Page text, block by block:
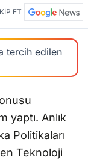
ET
tercih edilen
yaptı. Anlık
Politikaları
Teknoloji